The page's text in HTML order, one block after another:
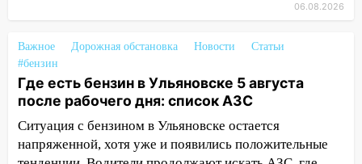
22:58
Соцсети: на проспекте Тюленева
ДТП с мотоциклистом
20:22 Мошенники обманули 92-летнюю
жительницу Ульяновской области
19:14 Житель Ульяновской области
подвез троих незнакомцев на трассе и
06.08.2026
Важное Дорожная обстановка Новости
Статьи
#бензин
Где есть бензин в Ульяновске 5 августа
после рабочего дня: список АЗС
Ситуация с бензином в Ульяновске остается
напряженной, хотя уже и появились положительные